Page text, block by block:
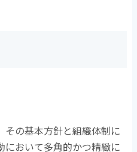
の基本方針と組織体制に
において多角的かつ精緻に